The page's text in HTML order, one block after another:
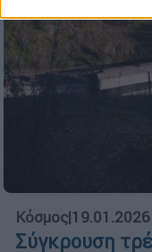
Κόσμος|
Σύγκρουση